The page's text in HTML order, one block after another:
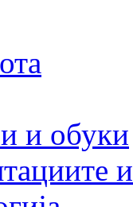
и обуки